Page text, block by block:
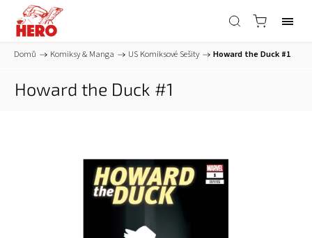
Domů / Komiksy & Manga / US Komiksové Sešity / Howard the Duck #1
Howard the Duck #1